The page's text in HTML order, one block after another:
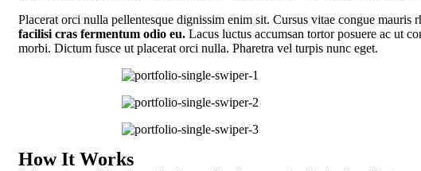
Placerat orci nulla pellentesque dignissim enim sit. Cursus vitae congue
facilisi cras fermentum odio eu. Lacus luctus accumsan tortor posuere ac ut
morbi. Dictum fusce ut placerat orci nulla. Pharetra vel turpis nunc eget.
How It Works